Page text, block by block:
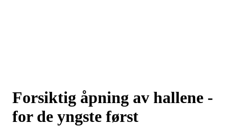
Forsiktig åpning av hallene -
for de yngste først